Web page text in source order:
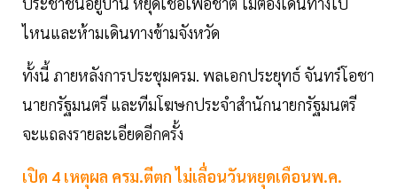
ไหนและห้ามเดินทางข้ามจังหวัด
ทั้งนี้ ภายหลังการประชุมครม. พลเอกประยุทธ์ จันทร์โอชา
นายกรัฐมนตรี และทีมโฆษกประจำสำนักนายกรัฐมนตรี
จะแถลงรายละเอียดอีกครั้ง
เปิด 4 เหตุผล ครม.ตีตก ไม่เลื่อนวันหยุดเดือนพ.ค.